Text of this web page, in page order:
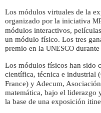
Los módulos virtuales de la
organizado por la iniciativa
módulos interactivos,
un módulo físico. Los tres
premio en la UNESCO
Los módulos físicos han sido
científica, técnica e industrial (
France) y Adecum,
matemática, bajo el liderazgo
la base de una exposición